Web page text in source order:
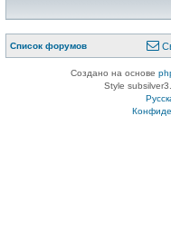
Список форумов
Создано на основе
Style